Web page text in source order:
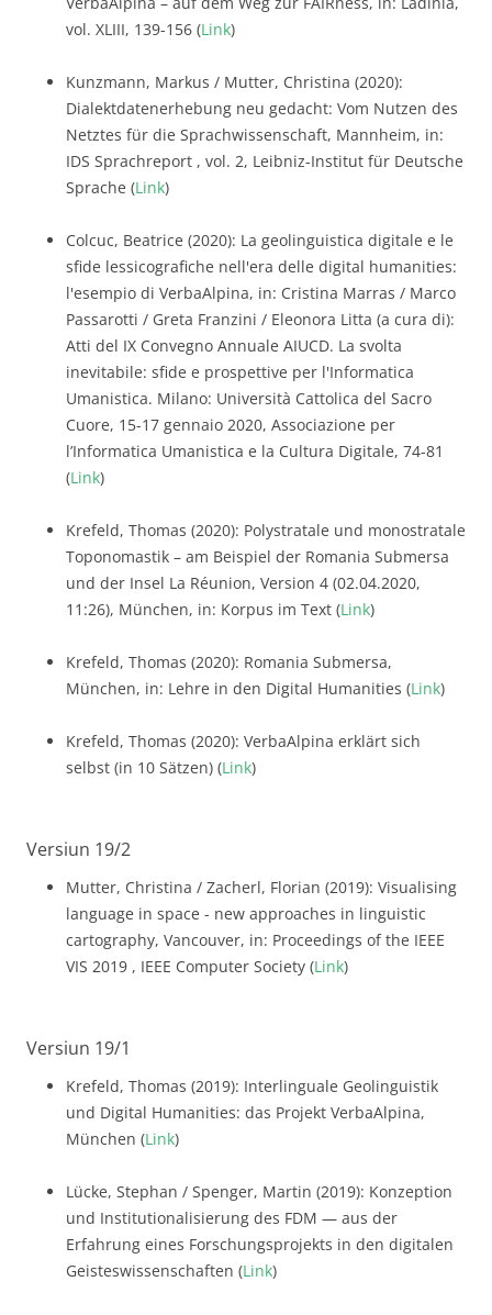
vol. XLIII, 139-156 (Link)
Kunzmann, Markus / Mutter, Christina (2020):
Dialektdatenerhebung neu gedacht: Vom Nutzen des
Netztes für die Sprachwissenschaft, Mannheim, in:
IDS Sprachreport , vol. 2, Leibniz-Institut für Deutsche
Sprache (Link)
Colcuc, Beatrice (2020): La geolinguistica digitale e le
sfide lessicografiche nell'era delle digital humanities:
l'esempio di VerbaAlpina, in: Cristina Marras / Marco
Passarotti / Greta Franzini / Eleonora Litta (a cura di):
Atti del IX Convegno Annuale AIUCD. La svolta
inevitabile: sfide e prospettive per l'Informatica
Umanistica. Milano: Università Cattolica del Sacro
Cuore, 15-17 gennaio 2020, Associazione per
l’Informatica Umanistica e la Cultura Digitale, 74-81
(Link)
Krefeld, Thomas (2020): Polystratale und monostratale
Toponomastik – am Beispiel der Romania Submersa
und der Insel La Réunion, Version 4 (02.04.2020,
11:26), München, in: Korpus im Text (Link)
Krefeld, Thomas (2020): Romania Submersa,
München, in: Lehre in den Digital Humanities (Link)
Krefeld, Thomas (2020): VerbaAlpina erklärt sich
selbst (in 10 Sätzen) (Link)
Versiun 19/2
Mutter, Christina / Zacherl, Florian (2019): Visualising
language in space - new approaches in linguistic
cartography, Vancouver, in: Proceedings of the IEEE
VIS 2019 , IEEE Computer Society (Link)
Versiun 19/1
Krefeld, Thomas (2019): Interlinguale Geolinguistik
und Digital Humanities: das Projekt VerbaAlpina,
München (Link)
Lücke, Stephan / Spenger, Martin (2019): Konzeption
und Institutionalisierung des FDM — aus der
Erfahrung eines Forschungsprojekts in den digitalen
Geisteswissenschaften (Link)